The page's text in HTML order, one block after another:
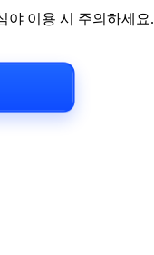
야 이용 시 주의하세요.